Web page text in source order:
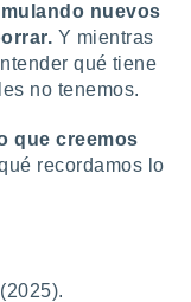
nuevos
Y mientras
qué tiene
no tenemos.
que creemos
recordamos lo